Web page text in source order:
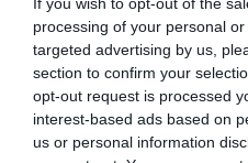
processing of your personal
targeted advertising by us,
section to confirm your
opt-out request is processed
interest-based ads based on
us or personal information
Ο Παναγιώτης Γκιώνης
προκριματικό γύρο του
Ζάγκρεμπ.
09.06.2026 ΠΙΝΓΚ ΠΟΝΓΚ